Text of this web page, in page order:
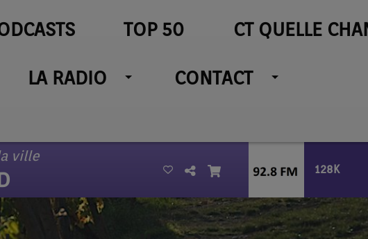
TOP 50 CT QUELLE
LA RADIO CONTACT
ville
128K